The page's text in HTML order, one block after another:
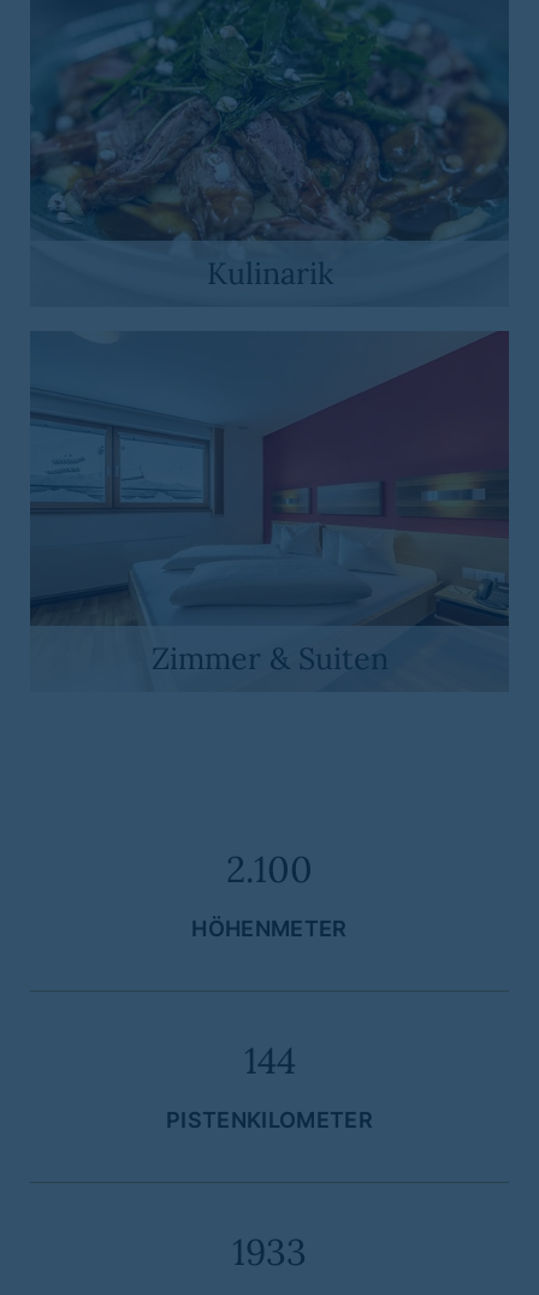
Kulinarik
Zimmer & Suiten
2.100
HÖHENMETER
144
PISTENKILOMETER
1933